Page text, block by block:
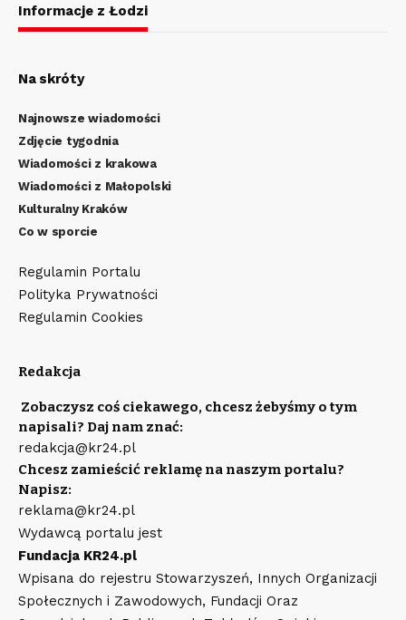
Informacje z Łodzi
Na skróty
Najnowsze wiadomości
Zdjęcie tygodnia
Wiadomości z krakowa
Wiadomości z Małopolski
Kulturalny Kraków
Co w sporcie
Regulamin Portalu
Polityka Prywatności
Regulamin Cookies
Redakcja
Zobaczysz coś ciekawego, chcesz żebyśmy o tym
napisali? Daj nam znać:
redakcja@kr24.pl
Chcesz zamieścić reklamę na naszym portalu?
Napisz:
reklama@kr24.pl
Wydawcą portalu jest
Fundacja KR24.pl
Wpisana do rejestru Stowarzyszeń, Innych Organizacji
Społecznych i Zawodowych, Fundacji Oraz